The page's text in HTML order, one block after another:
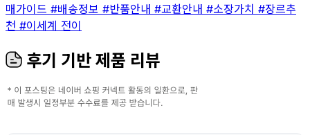
매가이드 #배송정보 #반품안내 #교환안내 #소장가치 #장르추
천 #이세계 전이
후기 기반 제품 리뷰